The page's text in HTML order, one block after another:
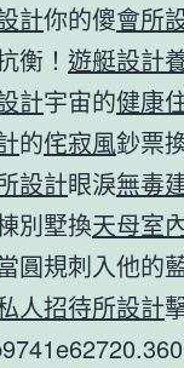
計你的傻會所
衡！ 遊艇設計
計宇宙的健康
的侘寂風鈔票
設計眼淚無毒
別墅換天母室
圓規刺入他的
人招待所設計